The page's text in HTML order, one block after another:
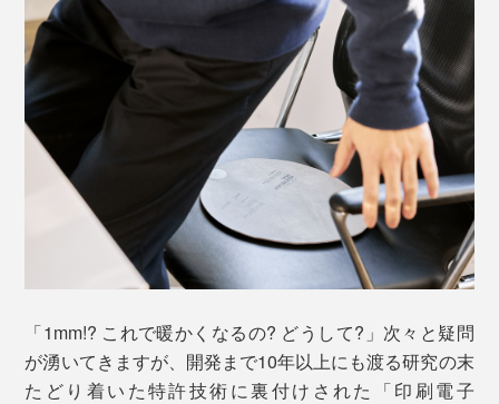
「1mm!? これで暖かくなるの? どうして?」次々と疑問
が湧いてきますが、開発まで10年以上にも渡る研究の末
たどり着いた特許技術に裏付けされた「印刷電子